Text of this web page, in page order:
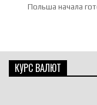
Польша начала
КУРС ВАЛЮТ